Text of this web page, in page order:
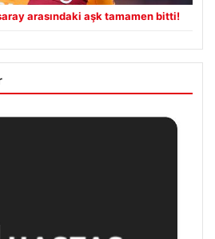
arasındaki aşk tamamen bitti!